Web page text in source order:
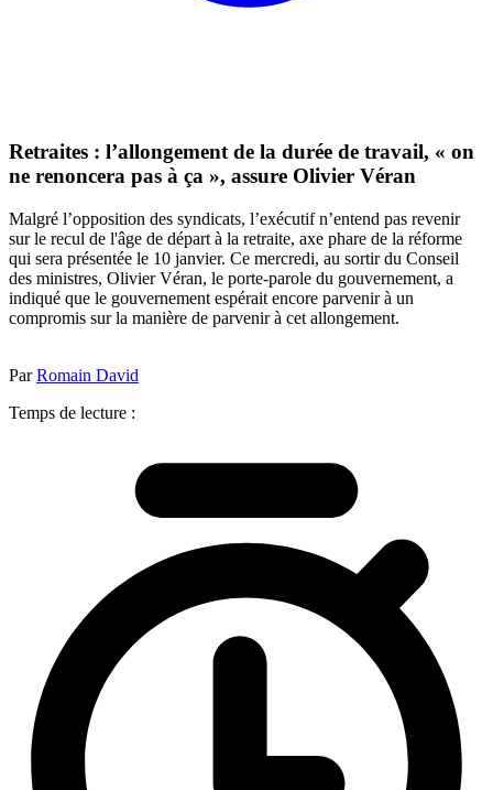
Retraites : l’allongement de la durée de travail, « on
ne renoncera pas à ça », assure Olivier Véran
Malgré l’opposition des syndicats, l’exécutif n’entend pas revenir
sur le recul de l'âge de départ à la retraite, axe phare de la réforme
qui sera présentée le 10 janvier. Ce mercredi, au sortir du Conseil
des ministres, Olivier Véran, le porte-parole du gouvernement, a
indiqué que le gouvernement espérait encore parvenir à un
compromis sur la manière de parvenir à cet allongement.
ParRomain David
Temps de lecture :